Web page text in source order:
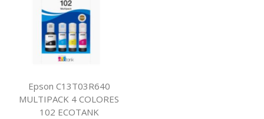
Epson C13T03R640
MULTIPACK 4 COLORES
102 ECOTANK